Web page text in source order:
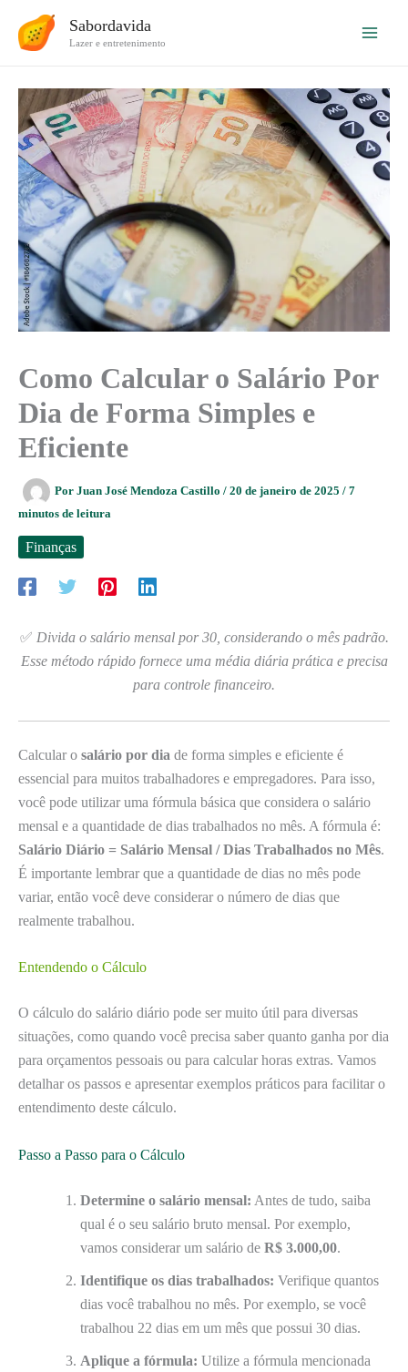
para
Sabordavida
Lazer e entretenimento
Como Calcular o Salário Por
Dia de Forma Simples e
Eficiente
Por Juan José Mendoza Castillo / 20 de janeiro de 2025 / 7
minutos de leitura
Finanças
✅ Divida o salário mensal por 30, considerando o mês padrão.
Esse método rápido fornece uma média diária prática e precisa
para controle financeiro.
Calcular o salário por dia de forma simples e eficiente é
essencial para muitos trabalhadores e empregadores. Para isso,
você pode utilizar uma fórmula básica que considera o salário
mensal e a quantidade de dias trabalhados no mês. A fórmula é:
Salário Diário = Salário Mensal / Dias Trabalhados no Mês.
É importante lembrar que a quantidade de dias no mês pode
variar, então você deve considerar o número de dias que
realmente trabalhou.
Entendendo o Cálculo
O cálculo do salário diário pode ser muito útil para diversas
situações, como quando você precisa saber quanto ganha por dia
para orçamentos pessoais ou para calcular horas extras. Vamos
detalhar os passos e apresentar exemplos práticos para facilitar o
entendimento deste cálculo.
Passo a Passo para o Cálculo
Determine o salário mensal: Antes de tudo, saiba
qual é o seu salário bruto mensal. Por exemplo,
vamos considerar um salário de R$ 3.000,00.
Identifique os dias trabalhados: Verifique quantos
dias você trabalhou no mês. Por exemplo, se você
trabalhou 22 dias em um mês que possui 30 dias.
Aplique a fórmula: Utilize a fórmula mencionada